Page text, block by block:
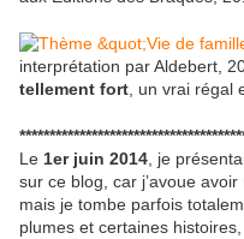
interprétation par Aldebert,
tellement fort , un vrai
Le 1er juin 2014 , je
sur ce blog, car j’avoue
mais je tombe parfois
plumes et certaines